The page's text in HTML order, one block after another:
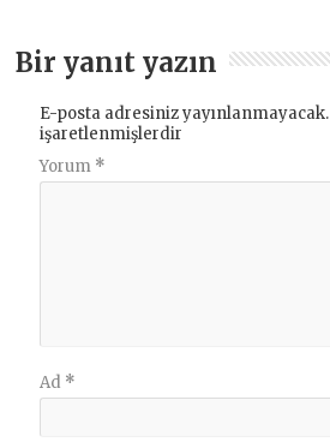
Bir yanıt yazın
E-posta adresiniz yayınlanmayacak.
işaretlenmişlerdir
Yorum *
Ad *